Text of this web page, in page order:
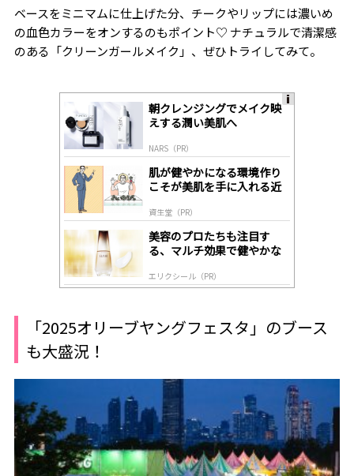
ベースをミニマムに仕上げた分、チークやリップには濃いめ
の血色カラーをオンするのもポイント♡ ナチュラルで清潔感
のある「クリーンガールメイク」、ぜひトライしてみて。
朝クレンジングでメイク映
えする潤い美肌へ
NARS（PR）
肌が健やかになる環境作り
こそが美肌を手に入れる近
資生堂（PR）
美容のプロたちも注目す
る、マルチ効果で健やかな
エリクシール（PR）
「2025オリーブヤングフェスタ」のブース
も大盛況！